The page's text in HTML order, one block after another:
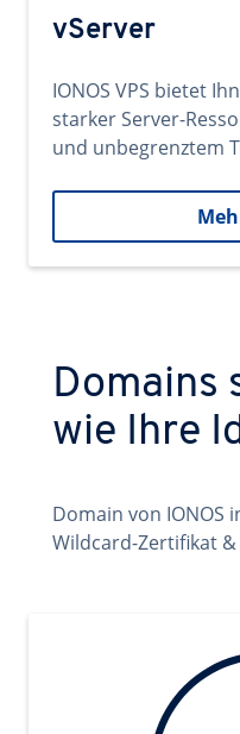
vServer
IONOS VPS bietet
starker Server-
und unbegrenztem
Domains
wie Ihre
Domain von IONOS
Wildcard-Zertifikat